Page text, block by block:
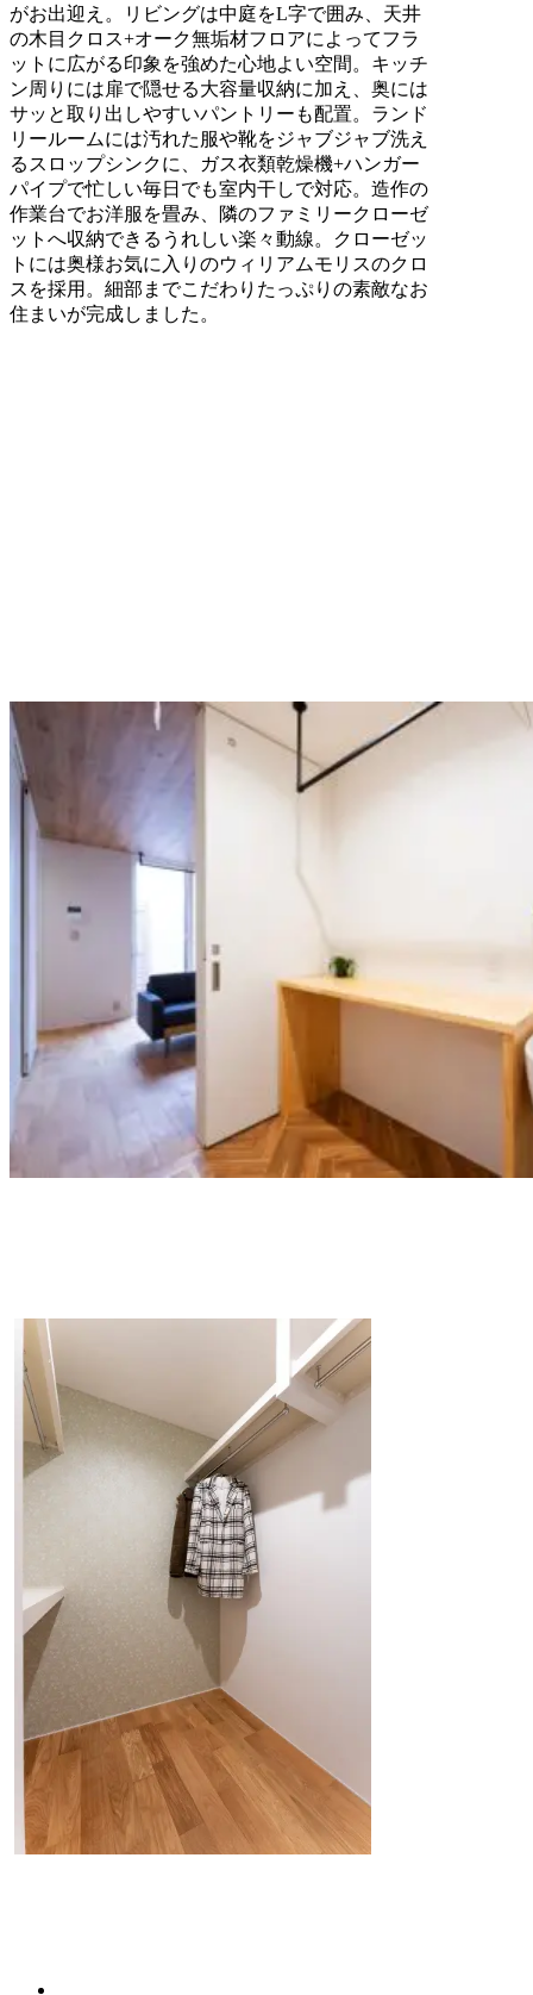
がお出迎え。リビングは中庭をL字で囲み、天井
の木目クロス+オーク無垢材フロアによってフラ
ットに広がる印象を強めた心地よい空間。キッチ
ン周りには扉で隠せる大容量収納に加え、奥には
サッと取り出しやすいパントリーも配置。ランド
リールームには汚れた服や靴をジャブジャブ洗え
るスロップシンクに、ガス衣類乾燥機+ハンガー
パイプで忙しい毎日でも室内干しで対応。造作の
作業台でお洋服を畳み、隣のファミリークローゼ
ットへ収納できるうれしい楽々動線。クローゼッ
トには奥様お気に入りのウィリアムモリスのクロ
スを採用。細部までこだわりたっぷりの素敵なお
住まいが完成しました。